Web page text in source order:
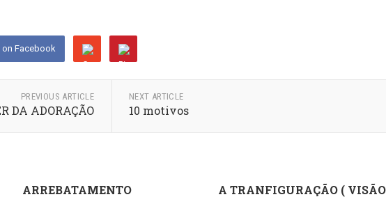
on Facebook
PREVIOUS ARTICLE
DA ADORAÇÃO
NEXT ARTICLE
10 motivos
ARREBATAMENTO
A TRANFIGURAÇÃO ( VISÃO